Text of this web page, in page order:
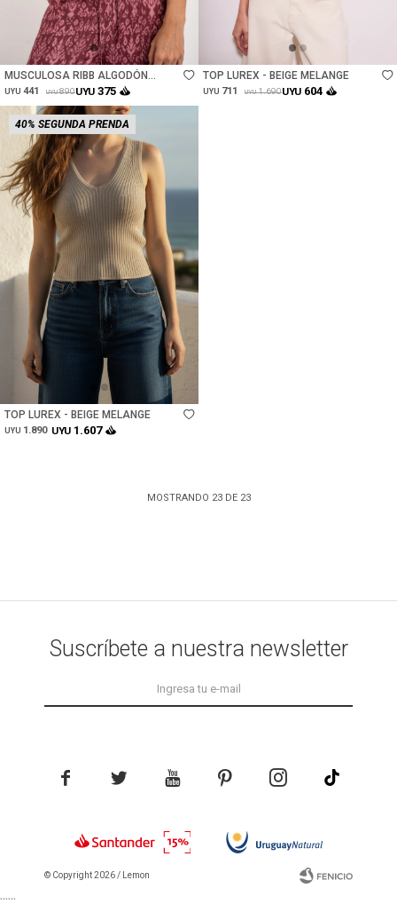
Talle
MUSCULOSA RIBB ALGODÓN
ELASTANO - BLANCO
UYU 441 UYU 890UYU 375
Talle
TOP LUREX - BEIGE MELANGE
UYU 711 UYU 1.690UYU 604
40% SEGUNDA PRENDA
Talle
TOP LUREX - BEIGE MELANGE
UYU 1.890 UYU 1.607
MOSTRANDO 23DE 23
Suscríbete a nuestra newsletter
    
© Copyright 2026 / Lemon